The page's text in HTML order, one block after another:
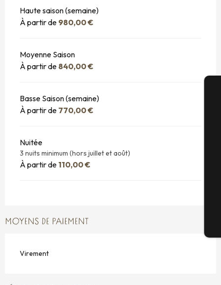
Haute saison (semaine)
À partir de 980,00 €
Moyenne Saison
À partir de 840,00 €
Basse Saison (semaine)
À partir de 770,00 €
Nuitée
3 nuits minimum (hors juillet et août)
À partir de 110,00 €
MOYENS DE PAIEMENT
Virement